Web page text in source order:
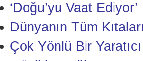
‘Doğu’yu Vaat Ediyor’
Dünyanın Tüm
Çok Yönlü Bir Yaratıcı